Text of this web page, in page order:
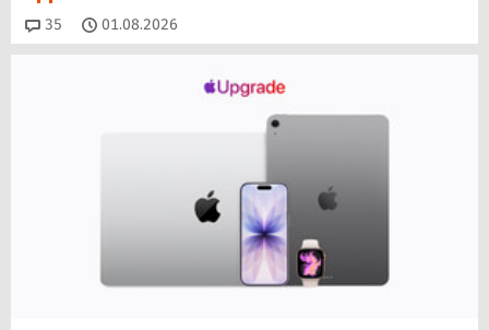
35 Kommentare
01.08.2026